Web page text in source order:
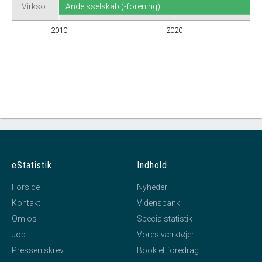
Virkso…
2010 2020
Andelsselskab (-forening)
eStatistik
Forside
Kontakt
Om os
Job
Pressen skrev
Indhold
Nyheder
Vidensbank
Specialstatistik
Vores værktøjer
Book et foredrag